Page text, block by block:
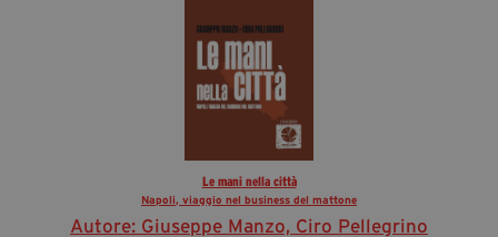
Le mani nella città
Napoli, viaggio nel business del mattone
Autore: Giuseppe Manzo, Ciro Pellegrino